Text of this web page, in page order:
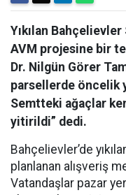
Yıkılan
AVM projesine bir
Dr. Nilgün Görer
parsellerde öncelik
Semtteki ağaçlar
yitirildi” dedi.
Bahçelievler’de
planlanan alışveriş
Vatandaşlar pazar